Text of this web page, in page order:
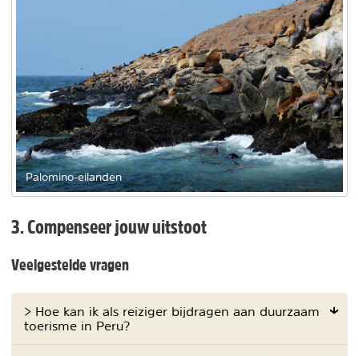
Palomino-eilanden
3. Compenseer jouw uitstoot
Veelgestelde vragen
> Hoe kan ik als reiziger bijdragen aan duurzaam
toerisme in Peru?